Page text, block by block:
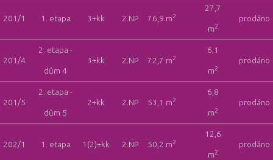
201/1 1. etapa 3+kk 2.NP 76,9 m2
27,7
m2
prodáno
201/4
2. etapa -
dům 4
3+kk 2.NP 72,7 m2
6,1
m2
prodáno
201/5
2. etapa -
dům 5
2+kk 2.NP 53,1 m2
6,8
m2
prodáno
202/1 1. etapa 1(2)+kk 2.NP 50,2 m2
12,6
m2
prodáno